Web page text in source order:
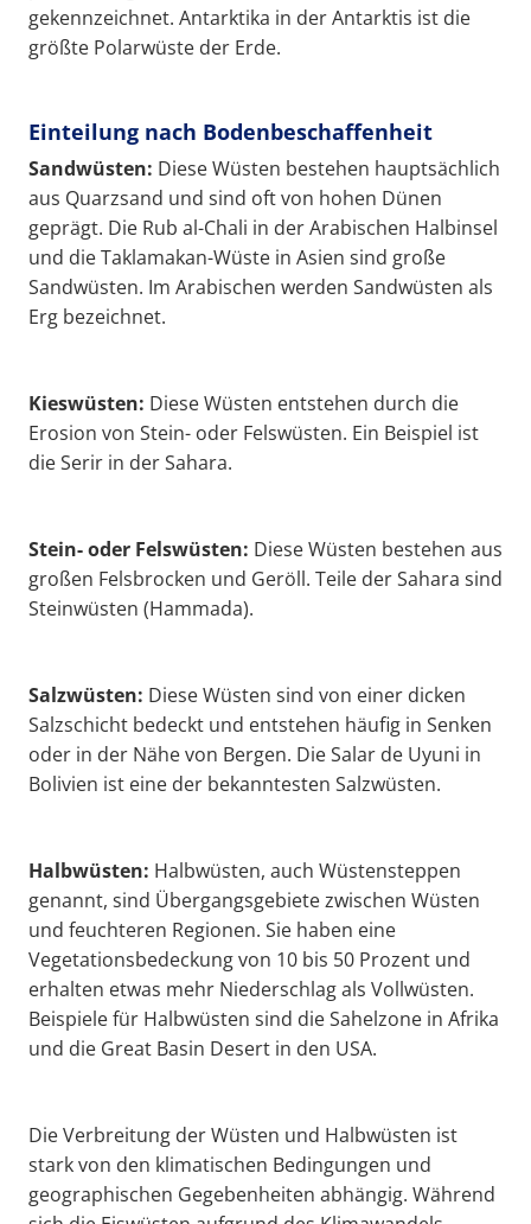
gekennzeichnet. Antarktika in der Antarktis ist die
größte Polarwüste der Erde.
Einteilung nach Bodenbeschaffenheit
Sandwüsten: Diese Wüsten bestehen hauptsächlich
aus Quarzsand und sind oft von hohen Dünen
geprägt. Die Rub al-Chali in der Arabischen Halbinsel
und die Taklamakan-Wüste in Asien sind große
Sandwüsten. Im Arabischen werden Sandwüsten als
Erg bezeichnet.
Kieswüsten: Diese Wüsten entstehen durch die
Erosion von Stein- oder Felswüsten. Ein Beispiel ist
die Serir in der Sahara.
Stein- oder Felswüsten: Diese Wüsten bestehen aus
großen Felsbrocken und Geröll. Teile der Sahara sind
Steinwüsten (Hammada).
Salzwüsten: Diese Wüsten sind von einer dicken
Salzschicht bedeckt und entstehen häufig in Senken
oder in der Nähe von Bergen. Die Salar de Uyuni in
Bolivien ist eine der bekanntesten Salzwüsten.
Halbwüsten: Halbwüsten, auch Wüstensteppen
genannt, sind Übergangsgebiete zwischen Wüsten
und feuchteren Regionen. Sie haben eine
Vegetationsbedeckung von 10 bis 50 Prozent und
erhalten etwas mehr Niederschlag als Vollwüsten.
Beispiele für Halbwüsten sind die Sahelzone in Afrika
und die Great Basin Desert in den USA.
Die Verbreitung der Wüsten und Halbwüsten ist
stark von den klimatischen Bedingungen und
geographischen Gegebenheiten abhängig. Während